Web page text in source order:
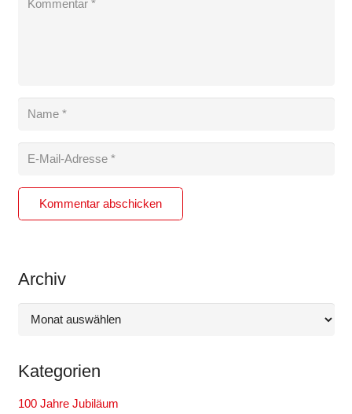
Kommentar abschicken
Archiv
Archiv
Kategorien
100 Jahre Jubiläum